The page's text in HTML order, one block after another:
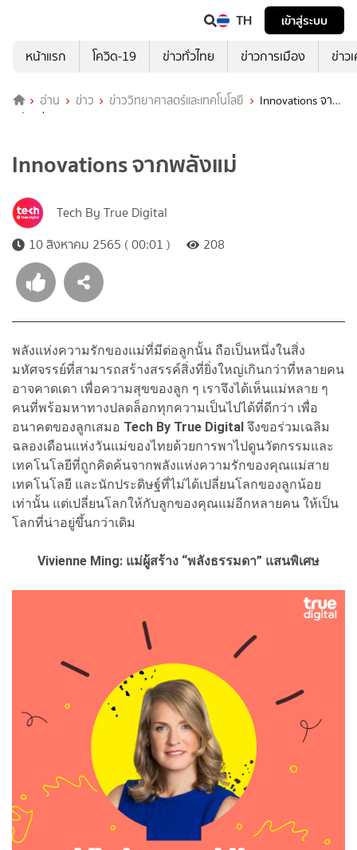
TH
เข้าสู่ระบบ
หน้าแรก
โควิด-19 ข่าวทั่วไทย ข่าวการเมือง ข่าว
อ่าน ข่าว ข่าววิทยาศาสตร์และเทคโนโลยี
Innovations จาก
พลังแม่
Innovations จากพลังแม่
Tech By True Digital
10 สิงหาคม 2565 ( 00:01 )
208
พลังแห่งความรักของแม่ที่มีต่อลูกนั้น ถือเป็นหนึ่งในสิ่ง
มหัศจรรย์ที่สามารถสร้างสรรค์สิ่งที่ยิ่งใหญ่เกินกว่าที่หลายคน
อาจคาดเดา เพื่อความสุขของลูก ๆ เราจึงได้เห็นแม่หลาย ๆ
คนที่พร้อมหาทางปลดล็อกทุกความเป็นไปได้ที่ดีกว่า เพื่อ
อนาคตของลูกเสมอ Tech By True Digital จึงขอร่วมเฉลิม
ฉลองเดือนแห่งวันแม่ของไทยด้วยการพาไปดูนวัตกรรมและ
เทคโนโลยีที่ถูกคิดค้นจากพลังแห่งความรักของคุณแม่สาย
เทคโนโลยี และนักประดิษฐ์ที่ไม่ได้เปลี่ยนโลกของลูกน้อย
เท่านั้น แต่เปลี่ยนโลกให้กับลูกของคุณแม่อีกหลายคน ให้เป็น
โลกที่น่าอยู่ขึ้นกว่าเดิม
Vivienne Ming: แม่ผู้สร้าง “พลังธรรมดา” แสนพิเศษ